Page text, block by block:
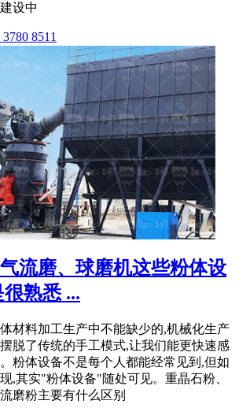
设中
8511
流磨、球磨机这些粉体设
熟悉 ...
材料加工生产中不能缺少的,机械化生产
脱了传统的手工模式,让我们能更快速感
粉体设备不是每个人都能经常见到,但如
,其实"粉体设备"随处可见。重晶石粉、
磨粉主要有什么区别